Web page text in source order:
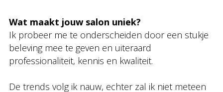
Wat maakt jouw salon uniek?
Ik probeer me te onderscheiden door een stukje
beleving mee te geven en uiteraard
professionaliteit, kennis en kwaliteit.
De trends volg ik nauw, echter zal ik niet meteen